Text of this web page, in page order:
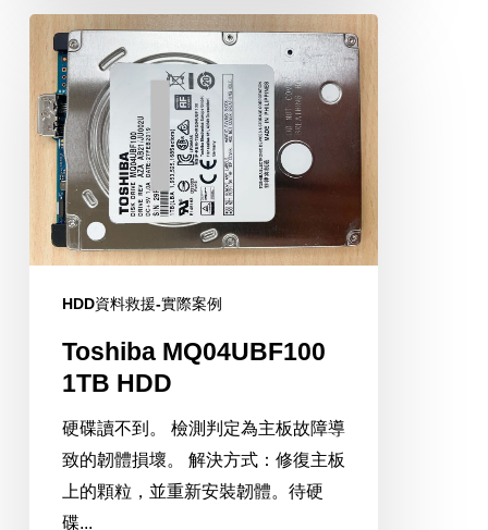
Toshiba
MQ04UBF100
1TB
HDD
HDD資料救援-實際案例
Toshiba MQ04UBF100
1TB HDD
硬碟讀不到。 檢測判定為主板故障導
致的韌體損壞。 解決方式：修復主板
上的顆粒，並重新安裝韌體。待硬
碟...